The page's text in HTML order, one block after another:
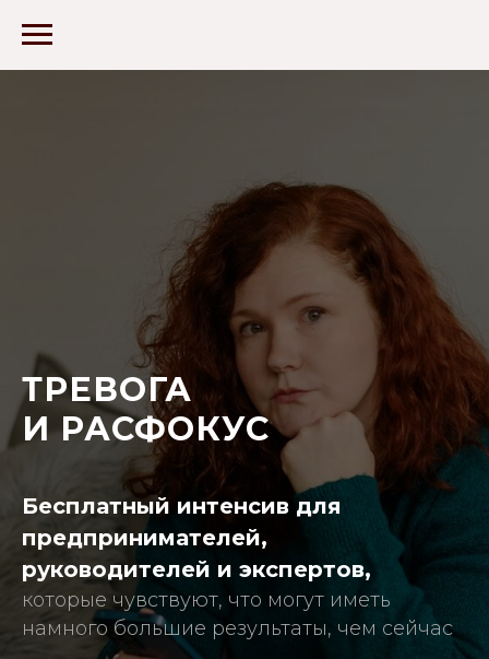
ТРЕВОГА
И РАСФОКУС
Бесплатный интенсив для
предпринимателей,
руководителей и экспертов,
которые чувствуют, что могут иметь
намного большие результаты, чем сейчас